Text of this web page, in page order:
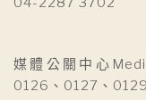
媒體公關中心
0126、0127、0129